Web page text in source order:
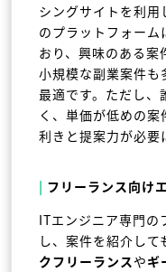
シングサイトを利用
のプラットフォー
おり、興味のある案
小規模な副業案件も
最適です。ただし、
く、単価が低めの
利きと提案力が必要
| フリーランス向け
ITエンジニア専門の
し、案件を紹介し
クフリーランスやギ